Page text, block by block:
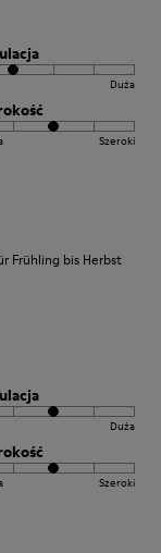
Duża
Szeroki
Frühling bis Herbst
Duża
Szeroki